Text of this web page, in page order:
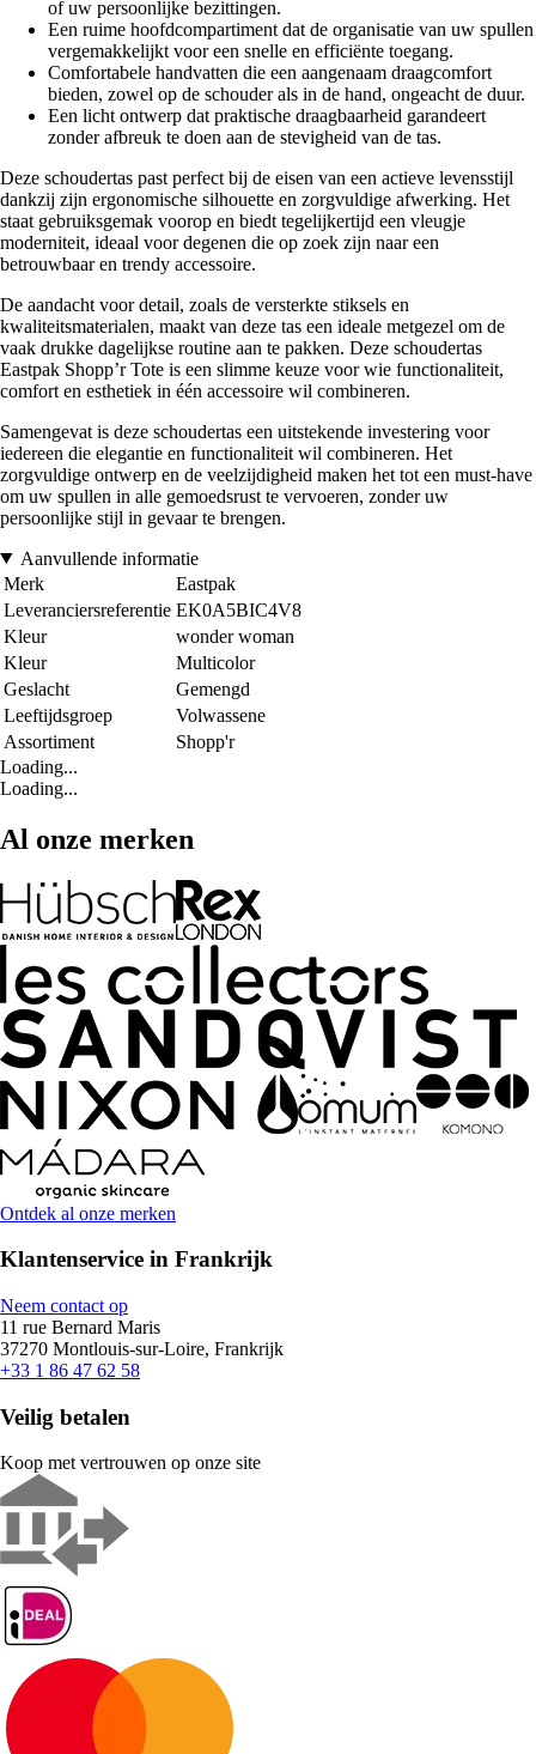
of uw persoonlijke bezittingen.
Een ruime hoofdcompartiment dat de organisatie van uw spullen
vergemakkelijkt voor een snelle en efficiënte toegang.
Comfortabele handvatten die een aangenaam draagcomfort
bieden, zowel op de schouder als in de hand, ongeacht de duur.
Een licht ontwerp dat praktische draagbaarheid garandeert
zonder afbreuk te doen aan de stevigheid van de tas.
Deze schoudertas past perfect bij de eisen van een actieve levensstijl
dankzij zijn ergonomische silhouette en zorgvuldige afwerking. Het
staat gebruiksgemak voorop en biedt tegelijkertijd een vleugje
moderniteit, ideaal voor degenen die op zoek zijn naar een
betrouwbaar en trendy accessoire.
De aandacht voor detail, zoals de versterkte stiksels en
kwaliteitsmaterialen, maakt van deze tas een ideale metgezel om de
vaak drukke dagelijkse routine aan te pakken. Deze schoudertas
Eastpak Shopp’r Tote is een slimme keuze voor wie functionaliteit,
comfort en esthetiek in één accessoire wil combineren.
Samengevat is deze schoudertas een uitstekende investering voor
iedereen die elegantie en functionaliteit wil combineren. Het
zorgvuldige ontwerp en de veelzijdigheid maken het tot een must-have
om uw spullen in alle gemoedsrust te vervoeren, zonder uw
persoonlijke stijl in gevaar te brengen.
Aanvullende informatie
Merk
Eastpak
Leveranciersreferentie EK0A5BIC4V8
Kleur
wonder woman
Kleur
Multicolor
Geslacht
Gemengd
Leeftijdsgroep
Volwassene
Assortiment
Shopp'r
Loading...
Loading...
Al onze merken
Ontdek al onze merken
Klantenservice in Frankrijk
Neem contact op
11 rue Bernard Maris
37270 Montlouis-sur-Loire, Frankrijk
+33 1 86 47 62 58
Veilig betalen
Koop met vertrouwen op onze site